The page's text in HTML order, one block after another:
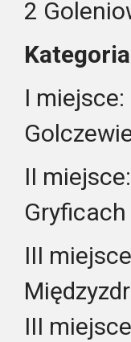
2
I
II
Gryficach
III
III